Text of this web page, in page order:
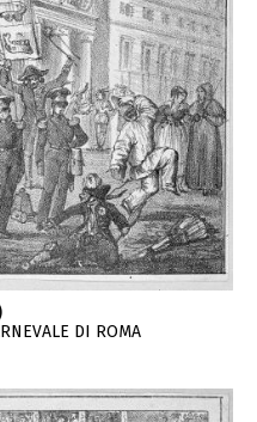
DI ROMA